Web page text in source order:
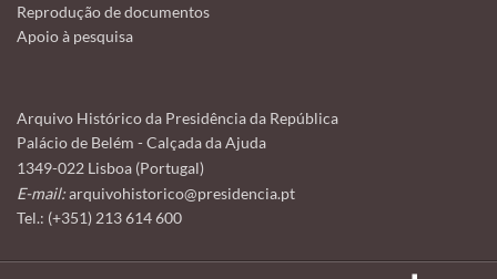
Reprodução de documentos
Apoio à pesquisa
Arquivo Histórico da Presidência da República
Palácio de Belém - Calçada da Ajuda
1349-022 Lisboa (Portugal)
E-mail:arquivohistorico@presidencia.pt
Tel.: (+351) 213 614 600